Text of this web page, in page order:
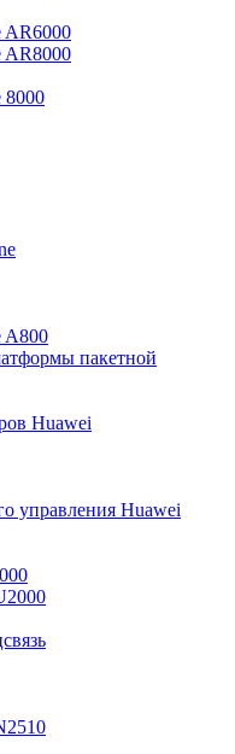
AR6000
AR8000
8000
A800
пакетной
Huawei
управления Huawei